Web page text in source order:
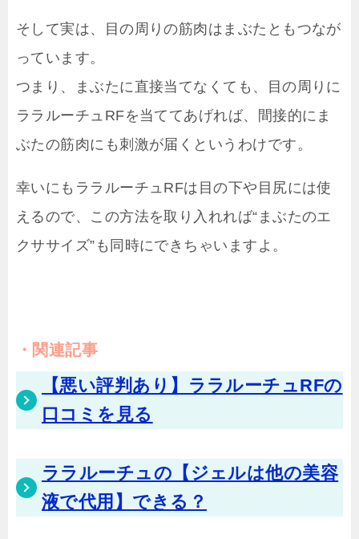
そして実は、目の周りの筋肉はまぶたともつなが
っています。
つまり、まぶたに直接当てなくても、目の周りに
ララルーチュRFを当ててあげれば、間接的にま
ぶたの筋肉にも刺激が届くというわけです。
幸いにもララルーチュRFは目の下や目尻には使
えるので、この方法を取り入れれば“まぶたのエ
クササイズ”も同時にできちゃいますよ。
関連記事
【悪い評判あり】ララルーチュRFの
口コミを見る
ララルーチュの【ジェルは他の美容
液で代用】できる？